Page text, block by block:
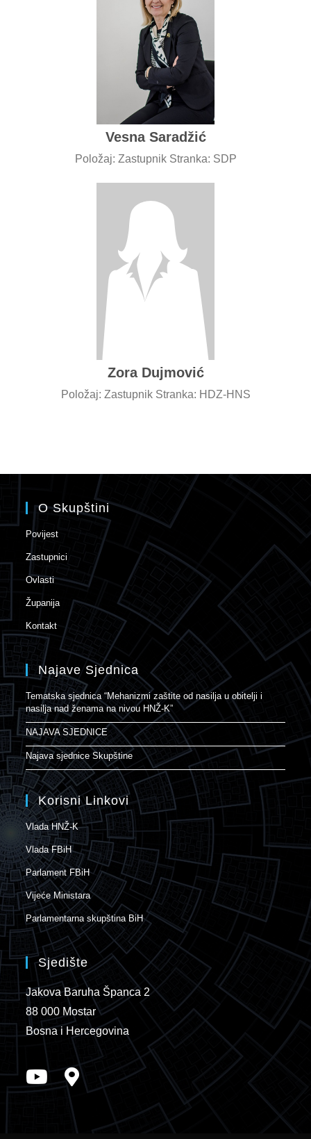
Vesna Saradžić
Položaj: Zastupnik Stranka: SDP
Zora Dujmović
Položaj: Zastupnik Stranka: HDZ-HNS
O Skupštini
Povijest
Zastupnici
Ovlasti
Županija
Kontakt
Najave Sjednica
Tematska sjednica “Mehanizmi zaštite od nasilja u obitelji i
nasilja nad ženama na nivou HNŽ-K”
NAJAVA SJEDNICE
Najava sjednice Skupštine
Korisni Linkovi
Vlada HNŽ-K
Vlada FBiH
Parlament FBiH
Vijeće Ministara
Parlamentarna skupština BiH
Sjedište
Jakova Baruha Španca 2
88 000 Mostar
Bosna i Hercegovina